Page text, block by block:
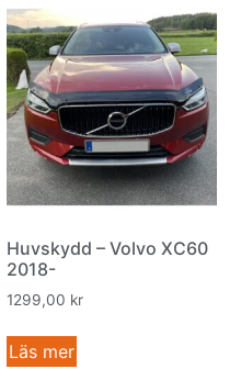
Huvskydd – Volvo XC60
2018-
1299,00 kr
Läs mer